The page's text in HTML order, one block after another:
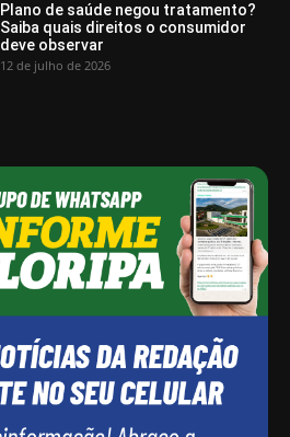
Plano de saúde negou tratamento?
Saiba quais direitos o consumidor
deve observar
12 de julho de 2026